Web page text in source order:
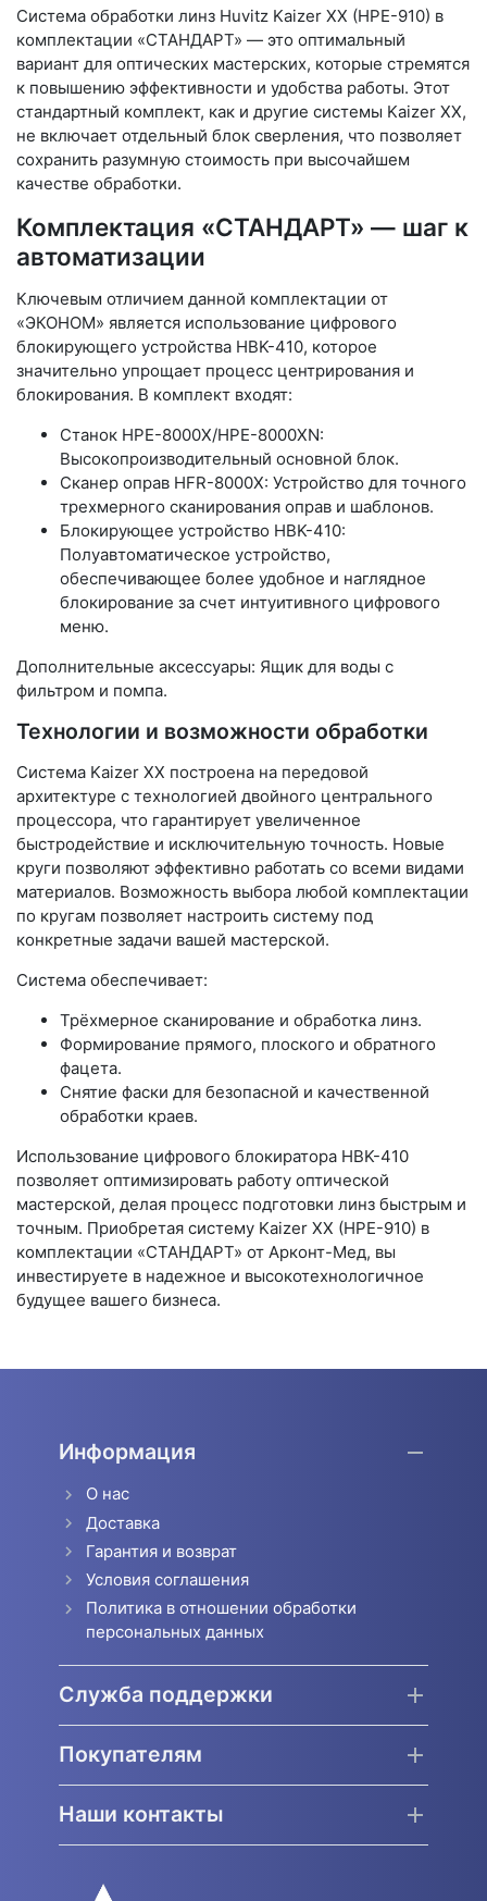
Система обработки линз Huvitz Kaizer XX (HPE-910) в
комплектации «СТАНДАРТ» — это оптимальный
вариант для оптических мастерских, которые стремятся
к повышению эффективности и удобства работы. Этот
стандартный комплект, как и другие системы Kaizer XX,
не включает отдельный блок сверления, что позволяет
сохранить разумную стоимость при высочайшем
качестве обработки.
Комплектация «СТАНДАРТ» — шаг к
автоматизации
Ключевым отличием данной комплектации от
«ЭКОНОМ» является использование цифрового
блокирующего устройства HBK-410, которое
значительно упрощает процесс центрирования и
блокирования. В комплект входят:
Станок HPE-8000X/HPE-8000XN:
Высокопроизводительный основной блок.
Сканер оправ HFR-8000X: Устройство для точного
трехмерного сканирования оправ и шаблонов.
Блокирующее устройство HBK-410:
Полуавтоматическое устройство,
обеспечивающее более удобное и наглядное
блокирование за счет интуитивного цифрового
меню.
Дополнительные аксессуары: Ящик для воды с
фильтром и помпа.
Технологии и возможности обработки
Система Kaizer XX построена на передовой
архитектуре с технологией двойного центрального
процессора, что гарантирует увеличенное
быстродействие и исключительную точность. Новые
круги позволяют эффективно работать со всеми видами
материалов. Возможность выбора любой комплектации
по кругам позволяет настроить систему под
конкретные задачи вашей мастерской.
Система обеспечивает:
Трёхмерное сканирование и обработка линз.
Формирование прямого, плоского и обратного
фацета.
Снятие фаски для безопасной и качественной
обработки краев.
Использование цифрового блокиратора HBK-410
позволяет оптимизировать работу оптической
мастерской, делая процесс подготовки линз быстрым и
точным. Приобретая систему Kaizer XX (HPE-910) в
комплектации «СТАНДАРТ» от Арконт-Мед, вы
инвестируете в надежное и высокотехнологичное
будущее вашего бизнеса.
Информация
О нас
Доставка
Гарантия и возврат
Условия соглашения
Политика в отношении обработки
персональных данных
Служба поддержки
Покупателям
Наши контакты